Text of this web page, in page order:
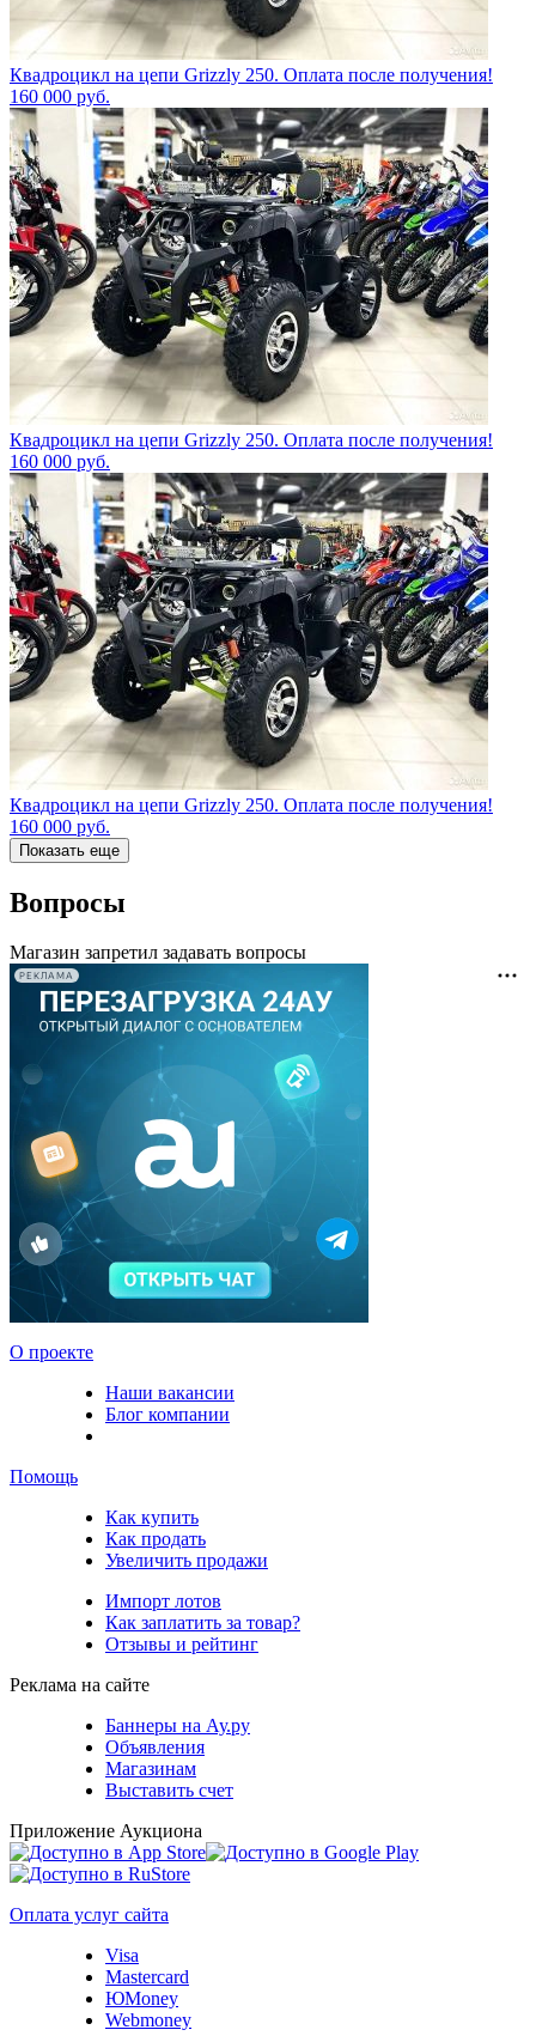
Квадроцикл на цепи Grizzly 250. Оплата после получения!
160 000 руб.
Квадроцикл на цепи Grizzly 250. Оплата после получения!
160 000 руб.
Квадроцикл на цепи Grizzly 250. Оплата после получения!
160 000 руб.
Показать еще
Вопросы
Магазин запретил задавать вопросы
РЕКЛАМА
О проекте
Наши вакансии
Блог компании
Помощь
Как купить
Как продать
Увеличить продажи
Импорт лотов
Как заплатить за товар?
Отзывы и рейтинг
Реклама на сайте
Баннеры на Ау.ру
Объявления
Магазинам
Выставить счет
Приложение Аукциона
Оплата услуг сайта
Visa
Mastercard
ЮMoney
Webmoney